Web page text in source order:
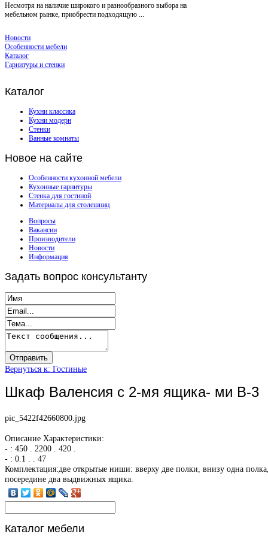
Несмотря на наличие широкого и разнообразного выбора на
мебельном рынке, приобрести подходящую ...
Новости
Особенности мебели
Каталог
Гарнитуры и стенки
Каталог
Кухни классика
Кухни модерн
Стенки
Ванные комнаты
Новое на сайте
Особенности кухонной мебели
Кухонные гарнитуры
Стенка для гостиной
Материалы для столешниц
Вопросы
Вакансии
Производители
Новости
Информация
Задать вопрос консультанту
Вернуться к: Гостиные
Шкаф Валенсия с 2-мя ящика- ми В-3
pic_5422f42660800.jpg
Описание Характеристики:
- : 450 . 2200 . 420 .
- : 0.1 . . 47
Комплектация:две открытые ниши: вверху две полки, внизу одна
посередине два выдвижных ящика.
Каталог мебели